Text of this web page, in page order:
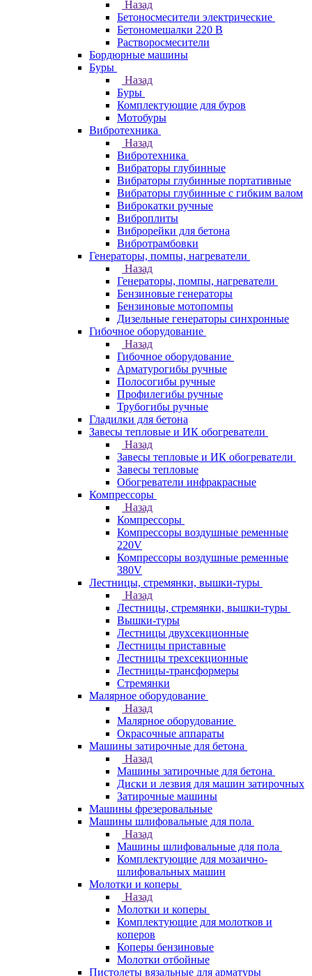
Назад
Бетоносмесители электрические
Бетономешалки 220 В
Растворосмесители
Бордюрные машины
Буры
Назад
Буры
Комплектующие для буров
Мотобуры
Вибротехника
Назад
Вибротехника
Вибраторы глубинные
Вибраторы глубинные портативные
Вибраторы глубинные с гибким валом
Виброкатки ручные
Виброплиты
Виброрейки для бетона
Вибротрамбовки
Генераторы, помпы, нагреватели
Назад
Генераторы, помпы, нагреватели
Бензиновые генераторы
Бензиновые мотопомпы
Дизельные генераторы синхронные
Гибочное оборудование
Назад
Гибочное оборудование
Арматурогибы ручные
Полосогибы ручные
Профилегибы ручные
Трубогибы ручные
Гладилки для бетона
Завесы тепловые и ИК обогреватели
Назад
Завесы тепловые и ИК обогреватели
Завесы тепловые
Обогреватели инфракрасные
Компрессоры
Назад
Компрессоры
Компрессоры воздушные ременные
220V
Компрессоры воздушные ременные
380V
Лестницы, стремянки, вышки-туры
Назад
Лестницы, стремянки, вышки-туры
Вышки-туры
Лестницы двухсекционные
Лестницы приставные
Лестницы трехсекционные
Лестницы-трансформеры
Стремянки
Малярное оборудование
Назад
Малярное оборудование
Окрасочные аппараты
Машины затирочные для бетона
Назад
Машины затирочные для бетона
Диски и лезвия для машин затирочных
Затирочные машины
Машины фрезеровальные
Машины шлифовальные для пола
Назад
Машины шлифовальные для пола
Комплектующие для мозаично-
шлифовальных машин
Молотки и коперы
Назад
Молотки и коперы
Комплектующие для молотков и
коперов
Коперы бензиновые
Молотки отбойные
Пистолеты вязальные для арматуры